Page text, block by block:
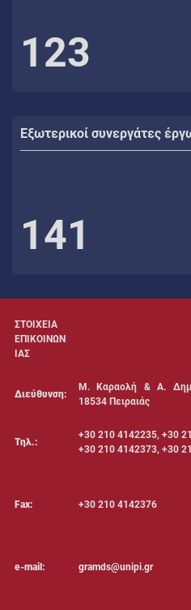
123
Εξωτερικοί συνεργάτες
141
ΣΤΟΙΧΕΙΑ
ΕΠΙΚΟΙΝΩΝ
ΙΑΣ
Διεύθυνση:
Μ. Καραολή & Α.
18534 Πειραιάς
Τηλ.:
+30 210 4142235, +30
+30 210 4142373, +30
Fax: +30 210 4142376
e-mail: gramds@unipi.gr